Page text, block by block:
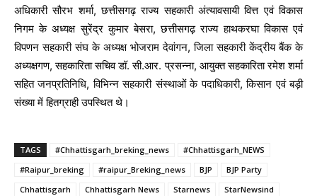
अधिकारी सौरभ शर्मा, छत्तीसगढ़ राज्य सहकारी अंत्यावसायी वित्त एवं विकास
निगम के अध्यक्ष सुरेंद्र कुमार बेसरा, छत्तीसगढ़ राज्य हाथकरघा विकास एवं
विपणन सहकारी संघ के अध्यक्ष भोजराम देवांगन, जिला सहकारी केंद्रीय बैंक के
अध्यक्षगण, सहकारिता सचिव डॉ. सी.आर. प्रसन्ना, आयुक्त सहकारिता रमेश शर्मा
सहित जनप्रतिनिधि, विभिन्न सहकारी संस्थाओं के पदाधिकारी, किसान एवं बड़ी
संख्या में हितग्राही उपस्थित थे।
TAGS #Chhattisgarh_breking_news
#Chhattisgarh_NEWS
#Raipur_breking
#raipur_Breking_news BJP
BJP Party
Chhattisgarh
Chhattisgarh News Starnews
StarNewsind